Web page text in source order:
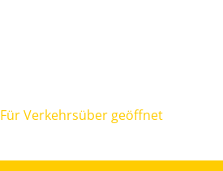
Für Verkehrsüber geöffnet